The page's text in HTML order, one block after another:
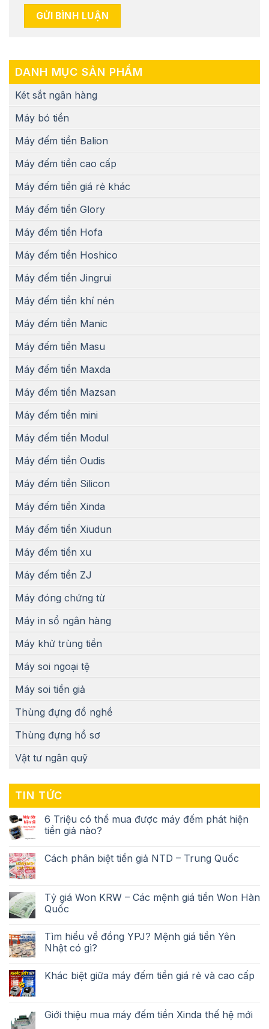
DANH MỤC SẢN PHẨM
Két sắt ngân hàng
Máy bó tiền
Máy đếm tiền Balion
Máy đếm tiền cao cấp
Máy đếm tiền giá rẻ khác
Máy đếm tiền Glory
Máy đếm tiền Hofa
Máy đếm tiền Hoshico
Máy đếm tiền Jingrui
Máy đếm tiền khí nén
Máy đếm tiền Manic
Máy đếm tiền Masu
Máy đếm tiền Maxda
Máy đếm tiền Mazsan
Máy đếm tiền mini
Máy đếm tiền Modul
Máy đếm tiền Oudis
Máy đếm tiền Silicon
Máy đếm tiền Xinda
Máy đếm tiền Xiudun
Máy đếm tiền xu
Máy đếm tiền ZJ
Máy đóng chứng từ
Máy in sổ ngân hàng
Máy khử trùng tiền
Máy soi ngoại tệ
Máy soi tiền giả
Thùng đựng đồ nghề
Thùng đựng hồ sơ
Vật tư ngân quỹ
TIN TỨC
6 Triệu có thể mua được máy đếm phát hiện
tiền giả nào?
Cách phân biệt tiền giả NTD – Trung Quốc
Tỷ giá Won KRW – Các mệnh giá tiền Won Hàn
Quốc
Tìm hiểu về đồng YPJ? Mệnh giá tiền Yên
Nhật có gì?
Khác biệt giữa máy đếm tiền giá rẻ và cao cấp
Giới thiệu mua máy đếm tiền Xinda thế hệ mới